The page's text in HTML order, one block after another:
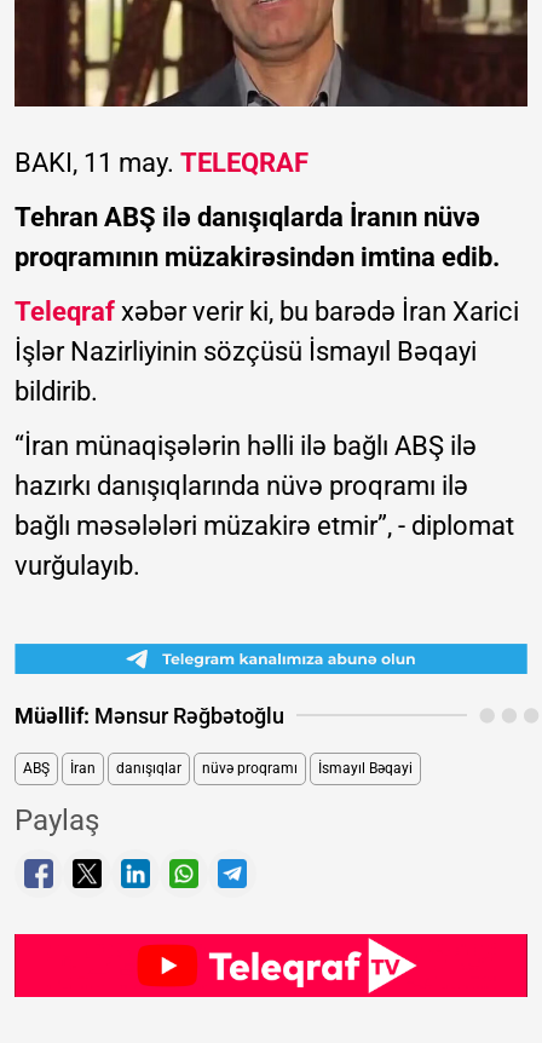
BAKI, 11 may. TELEQRAF
Tehran ABŞ ilə danışıqlarda İranın nüvə
proqramının müzakirəsindən imtina edib.
Teleqraf xəbər verir ki, bu barədə İran Xarici
İşlər Nazirliyinin sözçüsü İsmayıl Bəqayi
bildirib.
“İran münaqişələrin həlli ilə bağlı ABŞ ilə
hazırkı danışıqlarında nüvə proqramı ilə
bağlı məsələləri müzakirə etmir”, - diplomat
vurğulayıb.
Müəllif: Mənsur Rəğbətoğlu
ABŞ İran danışıqlar nüvə proqramı İsmayıl Bəqayi
Paylaş